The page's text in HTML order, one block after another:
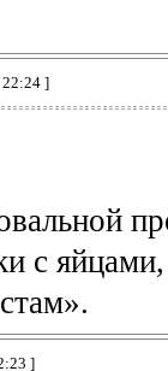
]
с
]